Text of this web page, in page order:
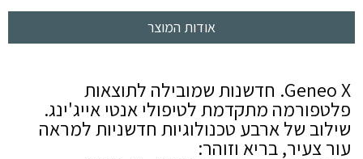
אודות המוצר
Geneo X. חדשנות שמובילה לתוצאות
פלטפורמה מתקדמת לטיפולי אנטי אייג'ינג.
שילוב של ארבע טכנולוגיות חדשניות למראה
עור צעיר, בריא וזוהר: